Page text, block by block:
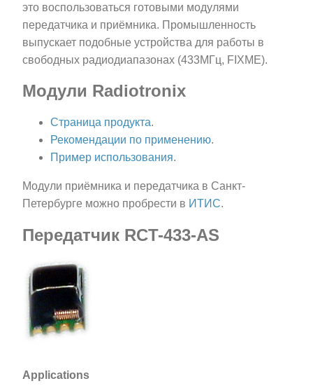
это воспользоваться готовыми модулями
передатчика и приёмника. Промышленность
выпускает подобные устройства для работы в
свободных радиодиапазонах (433МГц, FIXME).
Модули Radiotronix
Страница продукта.
Рекомендации по применению.
Пример использования.
Модули приёмника и передатчика в Санкт-
Петербурге можно пробрести в ИТИС.
Передатчик RCT-433-AS
Applications